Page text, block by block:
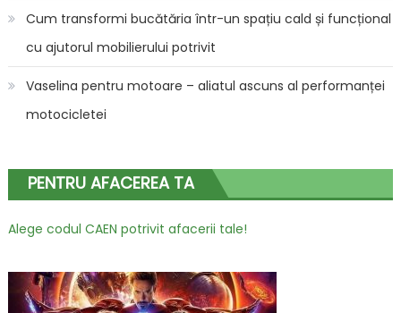
Cum transformi bucătăria într-un spațiu cald și funcțional
cu ajutorul mobilierului potrivit
Vaselina pentru motoare – aliatul ascuns al performanței
motocicletei
PENTRU AFACEREA TA
Alege codul CAEN potrivit afacerii tale!